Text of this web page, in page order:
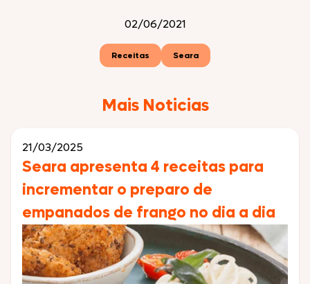
02/06/2021
Receitas Seara
Mais Noticias
21/03/2025
Seara apresenta 4 receitas para
incrementar o preparo de
empanados de frango no dia a dia